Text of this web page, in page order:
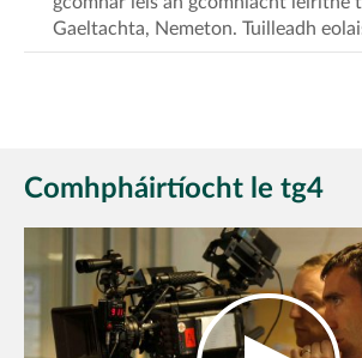
Gaeltachta, Nemeton. Tuilleadh
Comhpháirtíocht le tg4